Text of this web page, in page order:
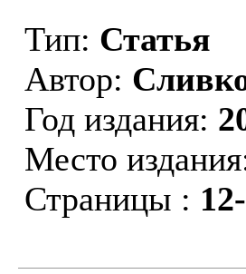
Тип: Статья
Автор:
Год издания:
Место
Страницы :